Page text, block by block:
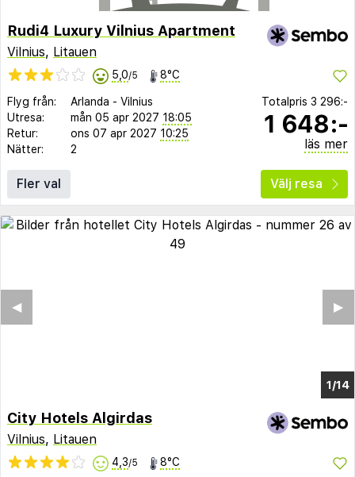
Rudi4 Luxury Vilnius Apartment
Vilnius, Litauen
5,0/5 8°C
Flyg från: Arlanda - Vilnius
Utresa:
mån 05 apr 2027 18:05
Retur:
ons 07 apr 2027 10:25
Nätter:
2
Totalpris 3 296:-
1 648:-
läs mer
Fler val Välj resa
1/9
▶︎
◀︎
City Hotels Algirdas
Vilnius, Litauen
4,3/5 8°C